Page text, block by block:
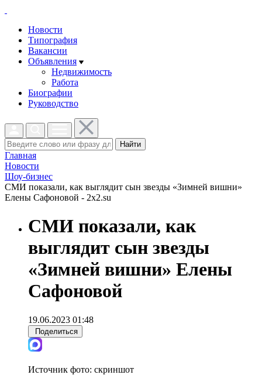
Новости
Типография
Вакансии
Объявления
Недвижимость
Работа
Биографии
Руководство
Найти
Главная
Новости
Шоу-бизнес
СМИ показали, как выглядит сын звезды «Зимней вишни»
Елены Сафоновой - 2x2.su
СМИ показали, как
выглядит сын звезды
«Зимней вишни» Елены
Сафоновой
19.06.2023 01:48
Поделиться
Источник фото: скриншот